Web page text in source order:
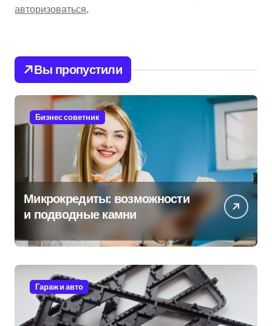
авторизоваться.
Вы пропустили
Бизнес советник
Микрокредиты: возможности
и подводные камни
Гараж и авто